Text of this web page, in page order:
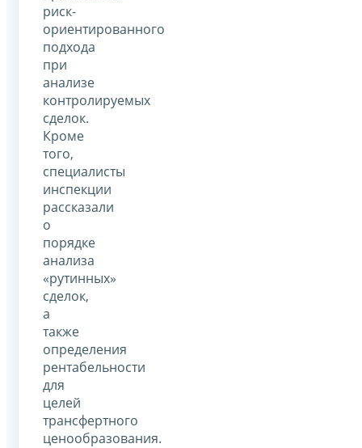
риск-
ориентированного
подхода
при
анализе
контролируемых
сделок.
Кроме
того,
специалисты
инспекции
рассказали
о
порядке
анализа
«рутинных»
сделок,
а
также
определения
рентабельности
для
целей
трансфертного
ценообразования.